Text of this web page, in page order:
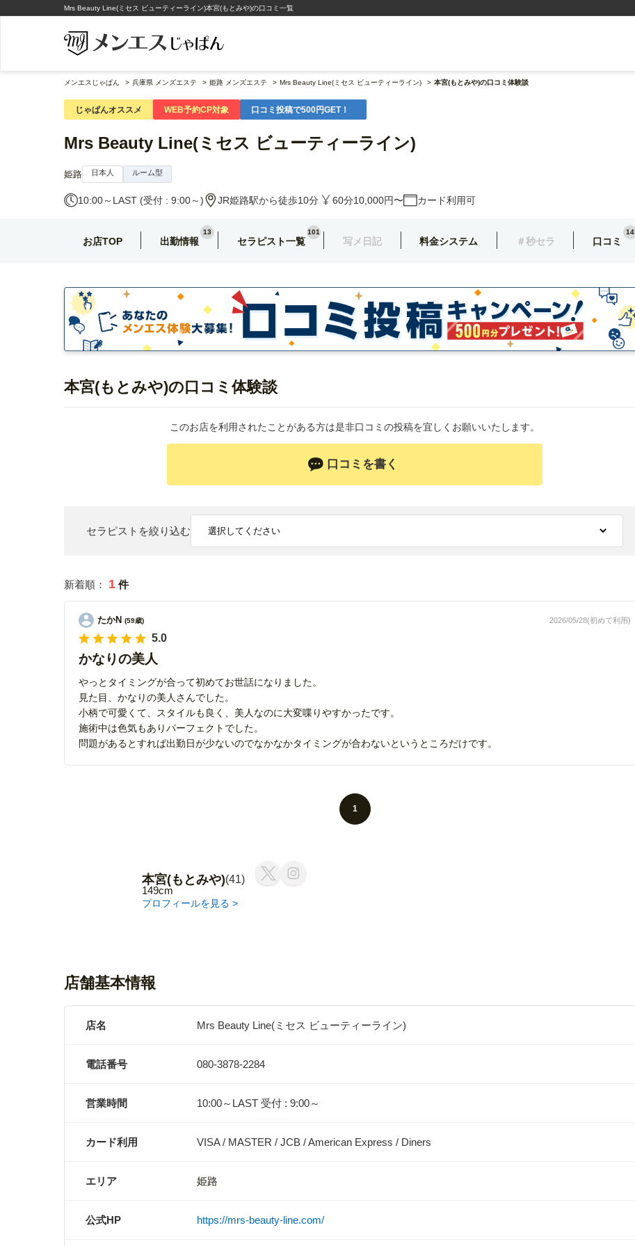
Mrs Beauty Line(ミセス ビューティーライン)本宮(もとみや)の口コミ一覧
メンエスじゃぱん 兵庫県 メンズエステ 姫路 メンズエステ Mrs Beauty Line(ミセス ビューティーライン) 本宮(もとみや)の口コミ体験談
じゃぱんオススメ WEB予約CP対象 口コミ投稿で500円GET！
Mrs Beauty Line(ミセス ビューティーライン)
姫路 日本人 ルーム型
10:00～LAST (受付 : 9:00～) JR姫路駅から徒歩10分 60分10,000円〜 カード利用可
お店TOP 出勤情報
13
セラピスト一覧
101
写メ日記 料金システム ＃秒セラ 口コミ
14
本宮(もとみや)の口コミ体験談
このお店を利用されたことがある方は是非口コミの投稿を宜しくお願いいたします。
口コミを書く
セラピストを絞り込む
新着順： 1 件
たかN (59歳) 2026/05/28(初めて利用)
5.0
かなりの美人
やっとタイミングが合って初めてお世話になりました。
見た目、かなりの美人さんでした。
小柄で可愛くて、スタイルも良く、美人なのに大変喋りやすかったです。
施術中は色気もありパーフェクトでした。
問題があるとすれば出勤日が少ないのでなかなかタイミングが合わないというところだけです。
1
本宮(もとみや)(41)
149cm
プロフィールを見る >
店舗基本情報
店名 Mrs Beauty Line(ミセス ビューティーライン)
電話番号 080-3878-2284
営業時間 10:00～LAST 受付 : 9:00～
カード利用 VISA / MASTER / JCB / American Express / Diners
エリア 姫路
公式HP https://mrs-beauty-line.com/